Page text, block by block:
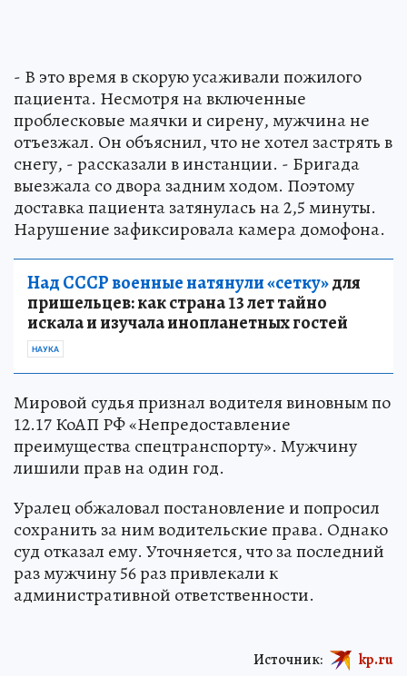
- В это время в скорую усаживали пожилого
пациента. Несмотря на включенные
проблесковые маячки и сирену, мужчина не
отъезжал. Он объяснил, что не хотел застрять в
снегу, - рассказали в инстанции. - Бригада
выезжала со двора задним ходом. Поэтому
доставка пациента затянулась на 2,5 минуты.
Нарушение зафиксировала камера домофона.
Над СССР военные натянули «сетку»для
пришельцев: как страна 13 лет тайно
искала и изучала инопланетных гостей
НАУКА
Мировой судья признал водителя виновным по
12.17 КоАП РФ «Непредоставление
преимущества спецтранспорту». Мужчину
лишили прав на один год.
Уралец обжаловал постановление и попросил
сохранить за ним водительские права. Однако
суд отказал ему. Уточняется, что за последний
раз мужчину 56 раз привлекали к
административной ответственности.
Источник: kp.ru